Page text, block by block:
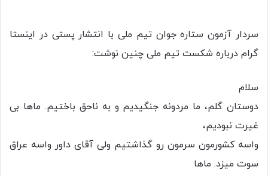
سردار آزمون ستاره جوان تیم ملی با انتشار پستی در اینستا
گرام درباره شکست تیم ملی چنین نوشت:
سلام
دوستان گلم، ما مردونه جنگیدیم و به ناحق باختیم. ماها بى
غیرت نبودیم،
واسه کشورمون سرمون رو گذاشتیم ولى آقاى داور واسه عراق
سوت میزد. ماها